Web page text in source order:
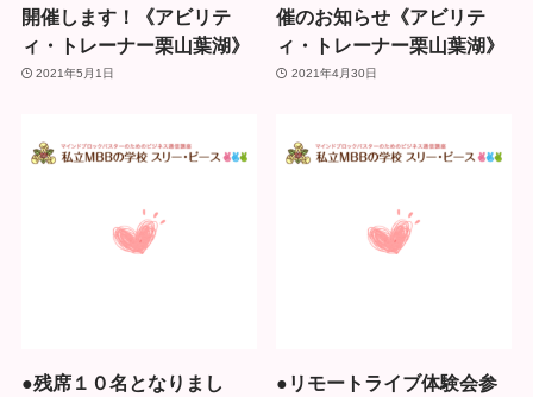
開催します！《アビリテ
ィ・トレーナー栗山葉湖》
2021年5月1日
催のお知らせ《アビリテ
ィ・トレーナー栗山葉湖》
2021年4月30日
●残席１０名となりまし
●リモートライブ体験会参